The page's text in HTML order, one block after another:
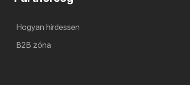
Hogyan hirdessen
B2B zóna